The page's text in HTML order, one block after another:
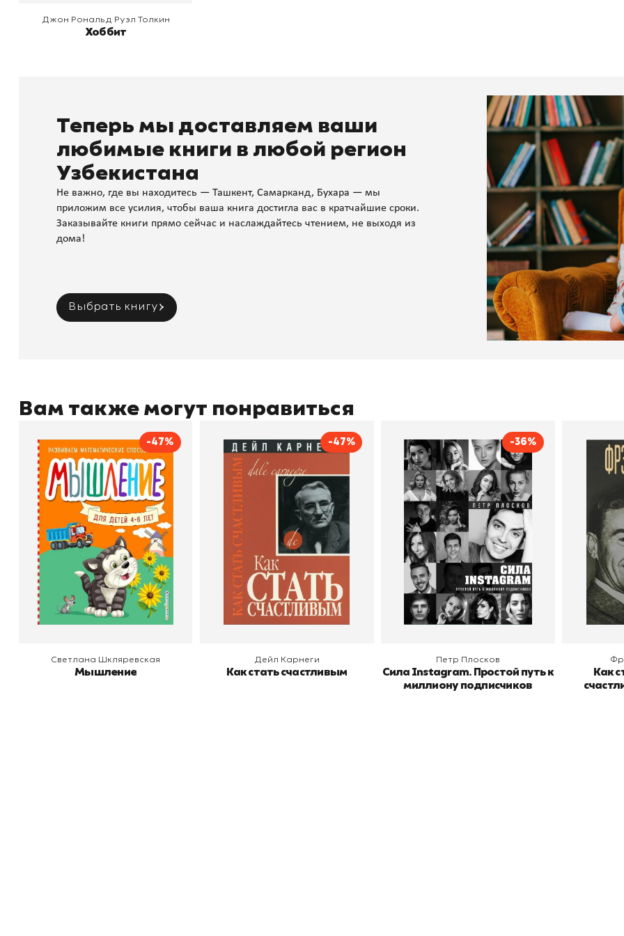
Джон Рональд Руэл Толкин
Хоббит
Теперь мы доставляем ваши
любимые книги в любой регион
Узбекистана
Не важно, где вы находитесь — Ташкент, Самарканд, Бухара — мы
приложим все усилия, чтобы ваша книга достигла вас в кратчайшие сроки.
Заказывайте книги прямо сейчас и наслаждайтесь чтением, не выходя из
дома!
Выбрать книгу
Вам также могут понравиться
-47%
Мышление
Автор
Светлана Шкляревская
Издательство
Эксмодетство
В корзину
Светлана Шкляревская
Мышление
-47%
Как стать счастливым
Автор
Дейл Карнеги
Издательство
Попурри, Минск
В корзину
Дейл Карнеги
Как стать счастливым
-36%
Сила Instagram. Простой
путь к миллиону
подписчиков
Автор
Петр Плосков
Издательство
Бомбора
В корзину
Петр Плосков
Сила Instagram. Простой путь к
миллиону подписчиков
Как
В
Как